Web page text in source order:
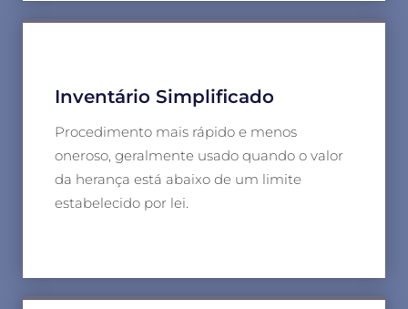
Inventário Simplificado
Procedimento mais rápido e menos
oneroso, geralmente usado quando o valor
da herança está abaixo de um limite
estabelecido por lei.